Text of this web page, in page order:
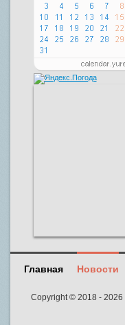
Главная Новости
Copyright © 2018 - 2026